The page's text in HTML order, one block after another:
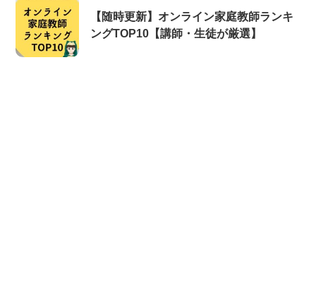
【随時更新】オンライン家庭教師ランキ
ングTOP10【講師・生徒が厳選】